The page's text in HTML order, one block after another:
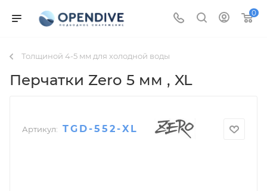
0
Толщиной 4-5 мм для холодной воды
Перчатки Zero 5 мм , XL
Артикул: TGD-552-XL